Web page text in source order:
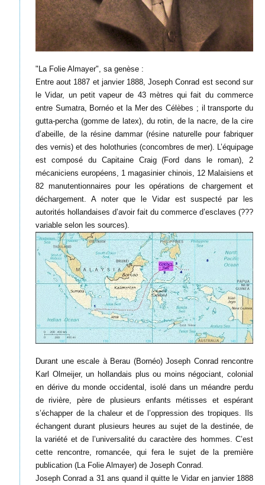
"La Folie Almayer", sa genèse :
Entre aout 1887 et janvier 1888, Joseph Conrad est second sur
le Vidar, un petit vapeur de 43 mètres qui fait du commerce
entre Sumatra, Bornéo et la Mer des Célèbes ; il transporte du
gutta-percha (gomme de latex), du rotin, de la nacre, de la cire
d’abeille, de la résine dammar (résine naturelle pour fabriquer
des vernis) et des holothuries (concombres de mer). L’équipage
est composé du Capitaine Craig (Ford dans le roman), 2
mécaniciens européens, 1 magasinier chinois, 12 Malaisiens et
82 manutentionnaires pour les opérations de chargement et
déchargement. A noter que le Vidar est suspecté par les
autorités hollandaises d’avoir fait du commerce d’esclaves (???
variable selon les sources).
Durant une escale à Berau (Bornéo) Joseph Conrad rencontre
Karl Olmeijer, un hollandais plus ou moins négociant, colonial
en dérive du monde occidental, isolé dans un méandre perdu
de rivière, père de plusieurs enfants métisses et espérant
s’échapper de la chaleur et de l’oppression des tropiques. Ils
échangent durant plusieurs heures au sujet de la destinée, de
la variété et de l’universalité du caractère des hommes. C’est
cette rencontre, romancée, qui fera le sujet de la première
publication (La Folie Almayer) de Joseph Conrad.
Joseph Conrad a 31 ans quand il quitte le Vidar en janvier 1888